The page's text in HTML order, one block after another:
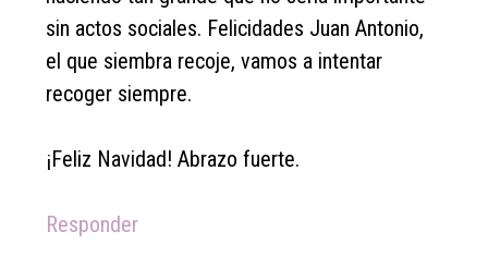
sin actos sociales. Felicidades Juan Antonio,
el que siembra recoje, vamos a intentar
recoger siempre.
¡Feliz Navidad! Abrazo fuerte.
Responder